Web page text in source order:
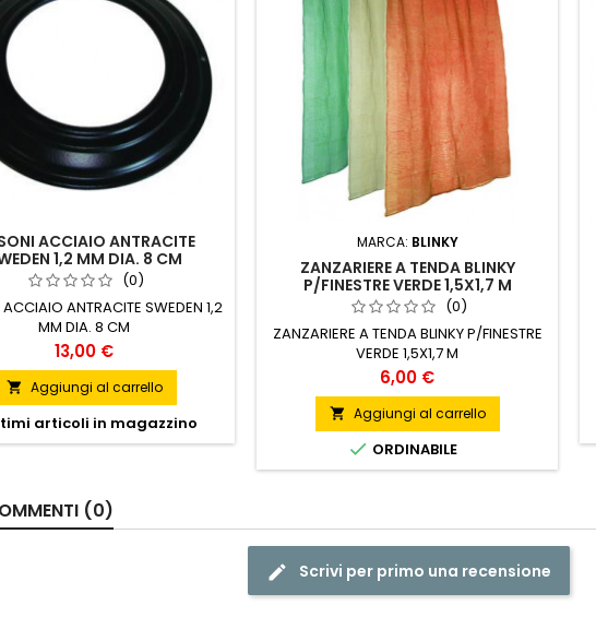
ACCIAIO ANTRACITE
1,2 MM DIA. 8 CM
(0)
ANTRACITE SWEDEN 1,2
MM DIA. 8 CM
Prezzo
13,00 €
 Aggiungi al carrello
articoli in magazzino
MARCA: BLINKY
ZANZARIERE A TENDA BLINKY
P/FINESTRE VERDE 1,5X1,7 M
(0)
ZANZARIERE A TENDA BLINKY P/FINESTRE
VERDE 1,5X1,7 M
Prezzo
6,00 €
 Aggiungi al carrello
 ORDINABILE
(0)
Scrivi per primo una recensione